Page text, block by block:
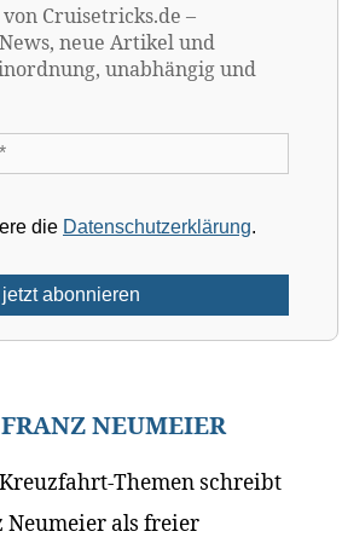
Cruisetricks.de –
neue Artikel und
unabhängig und
die Datenschutzerklärung.
FRANZ NEUMEIER
Themen schreibt
Neumeier als freier